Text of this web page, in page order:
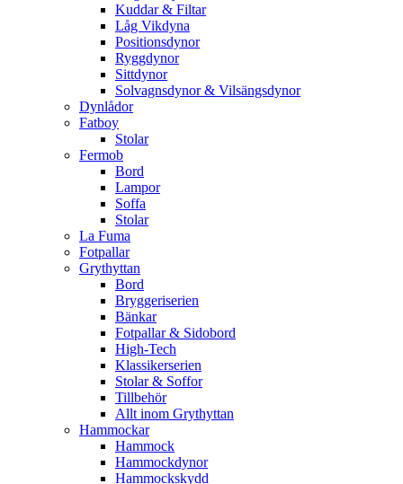
Kuddar & Filtar
Låg Vikdyna
Positionsdynor
Ryggdynor
Sittdynor
Solvagnsdynor & Vilsängsdynor
Dynlådor
Fatboy
Stolar
Fermob
Bord
Lampor
Soffa
Stolar
La Fuma
Fotpallar
Grythyttan
Bord
Bryggeriserien
Bänkar
Fotpallar & Sidobord
High-Tech
Klassikerserien
Stolar & Soffor
Tillbehör
Allt inom Grythyttan
Hammockar
Hammock
Hammockdynor
Hammockskydd